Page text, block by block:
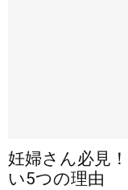
妊婦さん必見
い5つの理由